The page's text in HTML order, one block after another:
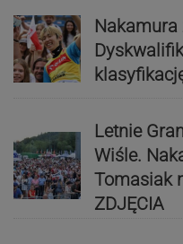
Letnie
Wiśle.
Tomasiak
ZDJĘCIA